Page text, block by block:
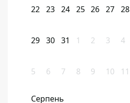
22 23 24 25 26 27 28
29 30 31 1 2 3 4
5 6 7 8 9 10 11
Серпень